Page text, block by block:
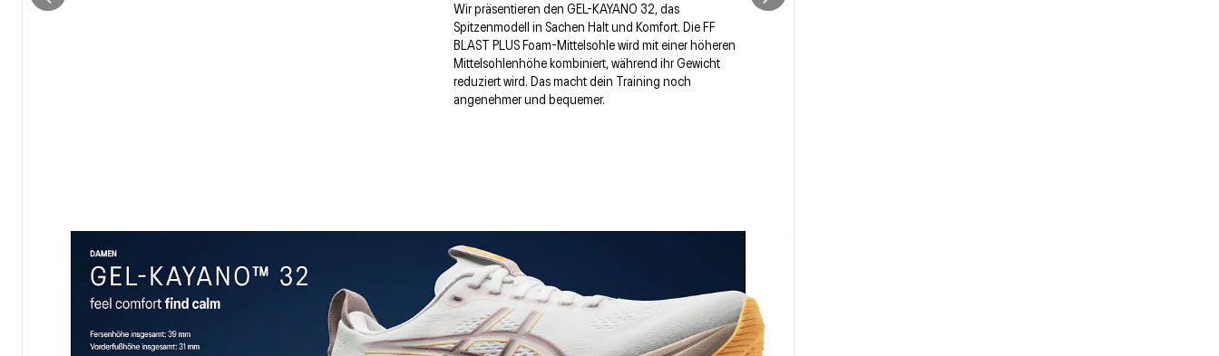
Wir präsentieren den GEL-KAYANO 32, das
Spitzenmodell in Sachen Halt und Komfort. Die FF
BLAST PLUS Foam-Mittelsohle wird mit einer höheren
Mittelsohlenhöhe kombiniert, während ihr Gewicht
reduziert wird. Das macht dein Training noch
angenehmer und bequemer.